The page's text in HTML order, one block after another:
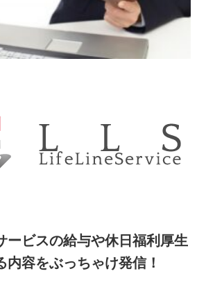
ービスの給与や休日福利厚生
内容をぶっちゃけ発信！